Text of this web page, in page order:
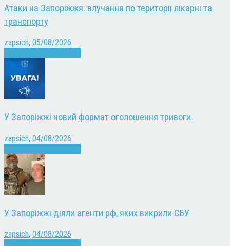
Атаки на Запоріжжя: влучання по території лікарні та
транспорту
zapsich, 05/08/2026
У Запоріжжі новий формат оголошення тривоги
zapsich, 04/08/2026
У Запоріжжі діяли агенти рф, яких викрили СБУ
zapsich, 04/08/2026